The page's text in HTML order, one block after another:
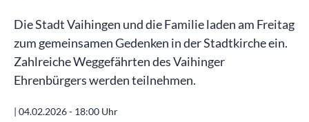
Die Stadt Vaihingen und die Familie laden am Freitag
zum gemeinsamen Gedenken in der Stadtkirche ein.
Zahlreiche Weggefährten des Vaihinger
Ehrenbürgers werden teilnehmen.
| 04.02.2026 - 18:00 Uhr